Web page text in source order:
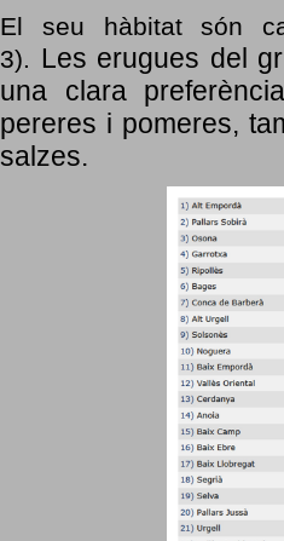
El seu hàbitat són
3). Les erugues del
una clara
pereres i pomeres,
salzes.